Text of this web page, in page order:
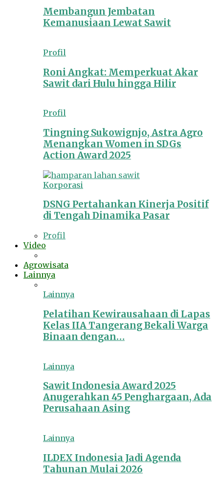
Membangun Jembatan
Kemanusiaan Lewat Sawit
Profil
Roni Angkat: Memperkuat Akar
Sawit dari Hulu hingga Hilir
Profil
Tingning Sukowignjo, Astra Agro
Menangkan Women in SDGs
Action Award 2025
Korporasi
DSNG Pertahankan Kinerja Positif
di Tengah Dinamika Pasar
Profil
Video
Agrowisata
Lainnya
Lainnya
Pelatihan Kewirausahaan di Lapas
Kelas IIA Tangerang Bekali Warga
Binaan dengan…
Lainnya
Sawit Indonesia Award 2025
Anugerahkan 45 Penghargaan, Ada
Perusahaan Asing
Lainnya
ILDEX Indonesia Jadi Agenda
Tahunan Mulai 2026